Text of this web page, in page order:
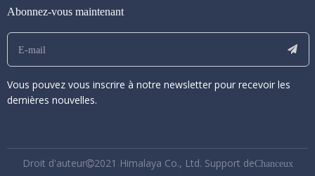
Abonnez-vous maintenant
Vous pouvez vous inscrire à notre newsletter pour recevoir les
dernières nouvelles.
Droit d'auteur2021 Himalaya Co., Ltd. Support deChanceux